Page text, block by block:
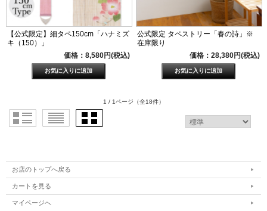
【公式限定】細タペ150cm「ハナミズ
キ（150）」
価格：8,580円(税込)
公式限定 タペストリー「春の詩」※
在庫限り
価格：28,380円(税込)
1 / 1ページ （全18件）
お店のトップへ戻る
カートを見る
マイページへ